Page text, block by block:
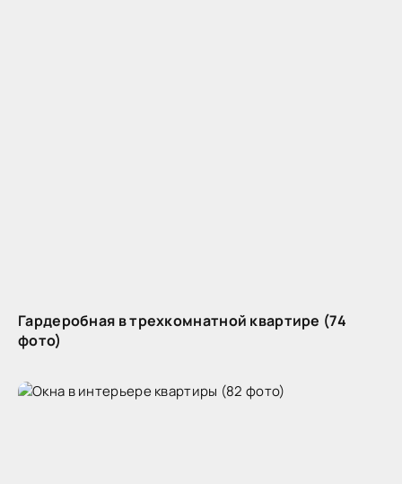
Гардеробная в трехкомнатной квартире (74
фото)